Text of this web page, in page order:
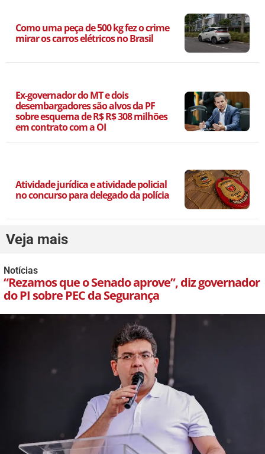
Como uma peça de 500 kg fez o crime
mirar os carros elétricos no Brasil
Ex-governador do MT e dois
desembargadores são alvos da PF
sobre esquema de R$ R$ 308 milhões
em contrato com a OI
Atividade jurídica e atividade policial
no concurso para delegado da polícia
Veja mais
Notícias
“Rezamos que o Senado aprove”, diz governador
do PI sobre PEC da Segurança